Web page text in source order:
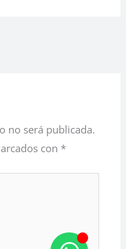
no será publicada.
con *